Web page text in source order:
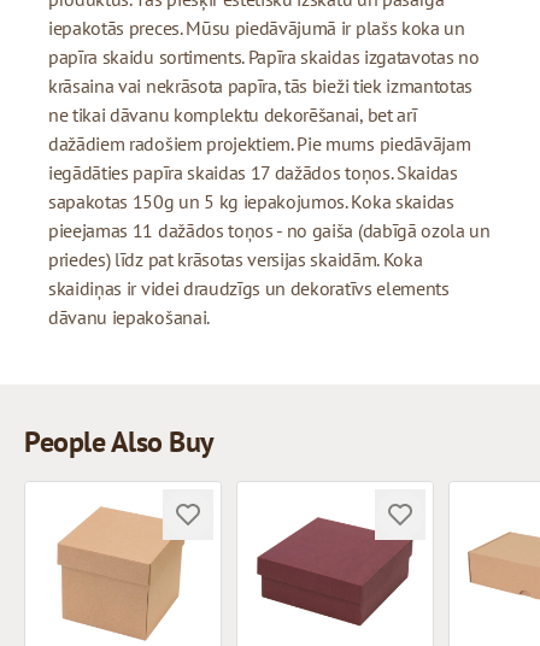
iepakotās preces. Mūsu piedāvājumā ir plašs koka un
papīra skaidu sortiments. Papīra skaidas izgatavotas no
krāsaina vai nekrāsota papīra, tās bieži tiek izmantotas
ne tikai dāvanu komplektu dekorēšanai, bet arī
dažādiem radošiem projektiem. Pie mums piedāvājam
iegādāties papīra skaidas 17 dažādos toņos. Skaidas
sapakotas 150g un 5 kg iepakojumos. Koka skaidas
pieejamas 11 dažādos toņos - no gaiša (dabīgā ozola un
priedes) līdz pat krāsotas versijas skaidām. Koka
skaidiņas ir videi draudzīgs un dekoratīvs elements
dāvanu iepakošanai.
People Also Buy